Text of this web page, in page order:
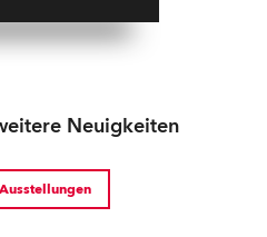
Neuigkeiten